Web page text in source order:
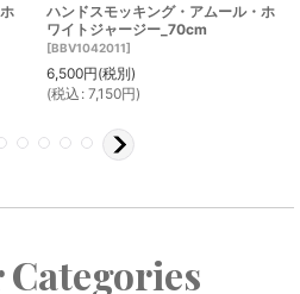
ハンドスモッキング・アムール・ホ
ワイトジャージー_70cm
[BBV1042011]
6,500円(税別)
(税込 : 7,150円)